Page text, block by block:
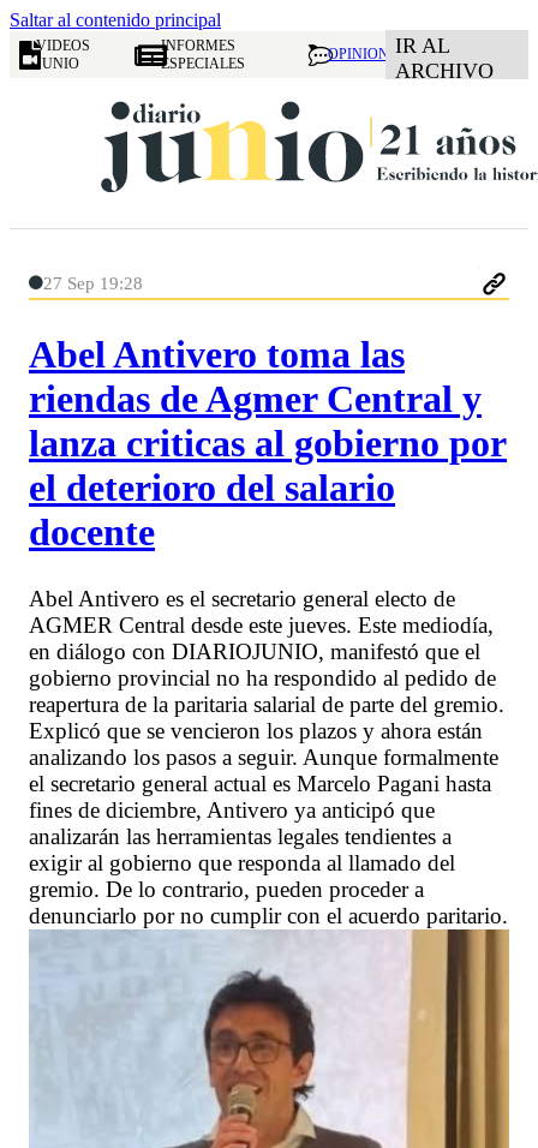
Saltar al contenido principal
VIDEOS
JUNIO
INFORMES
ESPECIALES
OPINION IR AL
ARCHIVO
27 Sep 19:28
Abel Antivero toma las
riendas de Agmer Central y
lanza criticas al gobierno por
el deterioro del salario
docente
Abel Antivero es el secretario general electo de
AGMER Central desde este jueves. Este mediodía,
en diálogo con DIARIOJUNIO, manifestó que el
gobierno provincial no ha respondido al pedido de
reapertura de la paritaria salarial de parte del gremio.
Explicó que se vencieron los plazos y ahora están
analizando los pasos a seguir. Aunque formalmente
el secretario general actual es Marcelo Pagani hasta
fines de diciembre, Antivero ya anticipó que
analizarán las herramientas legales tendientes a
exigir al gobierno que responda al llamado del
gremio. De lo contrario, pueden proceder a
denunciarlo por no cumplir con el acuerdo paritario.